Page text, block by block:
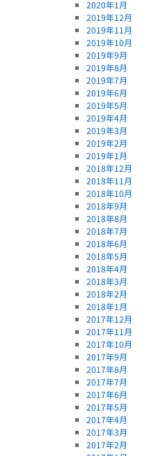
2020年1月
2019年12月
2019年11月
2019年10月
2019年9月
2019年8月
2019年7月
2019年6月
2019年5月
2019年4月
2019年3月
2019年2月
2019年1月
2018年12月
2018年11月
2018年10月
2018年9月
2018年8月
2018年7月
2018年6月
2018年5月
2018年4月
2018年3月
2018年2月
2018年1月
2017年12月
2017年11月
2017年10月
2017年9月
2017年8月
2017年7月
2017年6月
2017年5月
2017年4月
2017年3月
2017年2月